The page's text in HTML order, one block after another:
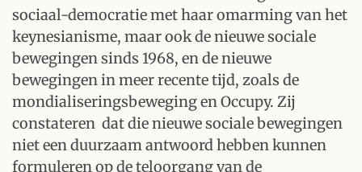
sociaal-democratie met haar omarming van het
keynesianisme, maar ook de nieuwe sociale
bewegingen sinds 1968, en de nieuwe
bewegingen in meer recente tijd, zoals de
mondialiseringsbeweging en Occupy. Zij
constateren dat die nieuwe sociale bewegingen
niet een duurzaam antwoord hebben kunnen
formuleren op de teloorgang van de